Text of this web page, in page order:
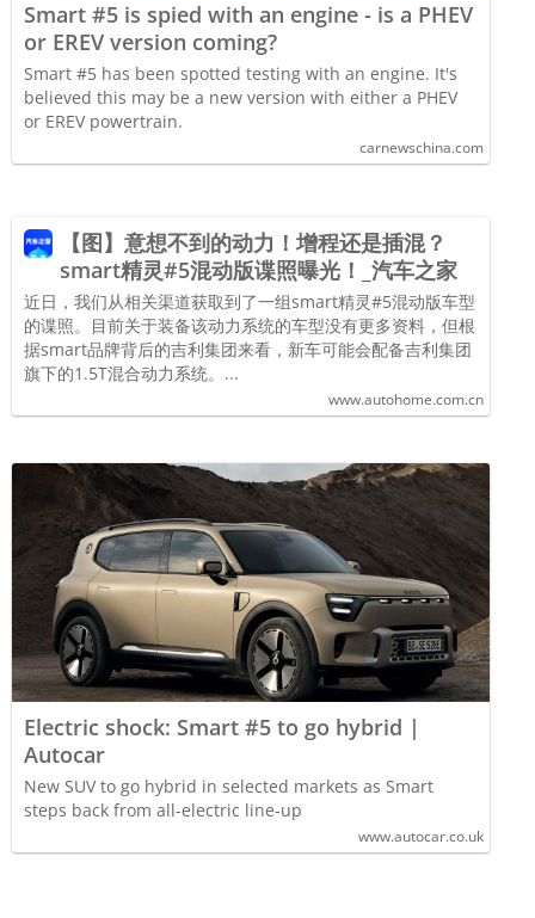
Smart #5 is spied with an engine - is a PHEV
or EREV version coming?
Smart #5 has been spotted testing with an engine. It's
believed this may be a new version with either a PHEV
or EREV powertrain.
carnewschina.com
【图】意想不到的动力！增程还是插混？
smart精灵#5混动版谍照曝光！_汽车之家
近日，我们从相关渠道获取到了一组smart精灵#5混动版车型
的谍照。目前关于装备该动力系统的车型没有更多资料，但根
据smart品牌背后的吉利集团来看，新车可能会配备吉利集团
旗下的1.5T混合动力系统。...
www.autohome.com.cn
Electric shock: Smart #5 to go hybrid |
Autocar
New SUV to go hybrid in selected markets as Smart
steps back from all-electric line-up
www.autocar.co.uk